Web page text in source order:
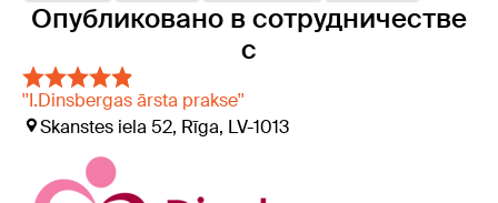
Опубликовано в сотрудничестве
с
''I.Dinsbergas ārsta prakse''
Skanstes iela 52, Rīga, LV-1013